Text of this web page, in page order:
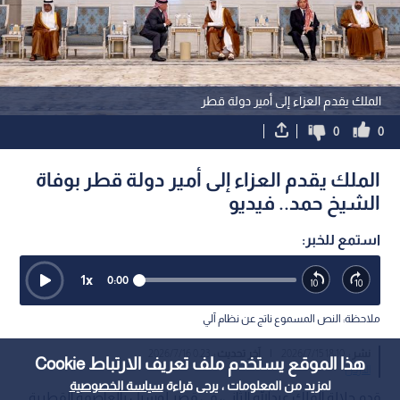
هذا الموقع يستخدم ملف تعريف الارتباط Cookie
لمزيد من المعلومات ، يرجى قراءةسياسة الخصوصية
الملك يقدم العزاء إلى أمير دولة قطر
0
0
الملك يقدم العزاء إلى أمير دولة قطر بوفاة
الشيخ حمد.. فيديو
استمع للخبر:
0:00
1x
ملاحظة: النص المسموع ناتج عن نظام آلي
18:10 2026/7/15 آخر تحديث :
الأردن
قدم جلالة الملك عبدﷲ الثاني، في قصر لوسيل بالعاصمة القطرية